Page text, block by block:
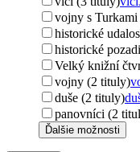
vojny s
historické
historické
Velký knižní
vojny (2 tituly)
duše (2 tituly)
panovníci (2
Ďalšie možnosti